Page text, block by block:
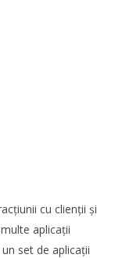
cu clienții și
aplicații
set de aplicații